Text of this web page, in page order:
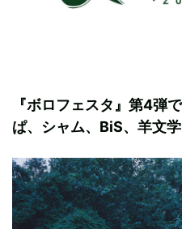
『ボロフェスタ』第4弾
ぱ、シャム、BiS、羊文